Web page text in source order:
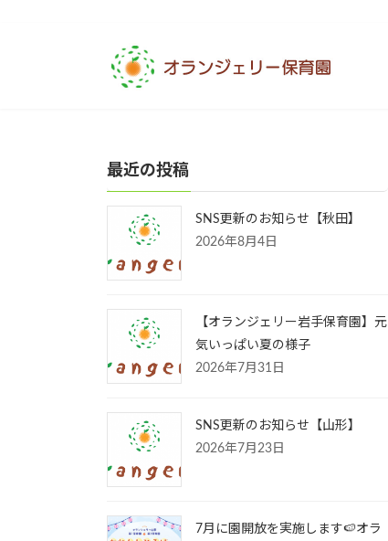
最近の投稿
SNS更新のお知らせ【秋田】
2026年8月4日
【オランジェリー岩手保育園】元
気いっぱい夏の様子
2026年7月31日
SNS更新のお知らせ【山形】
2026年7月23日
7月に園開放を実施します🍉オラ